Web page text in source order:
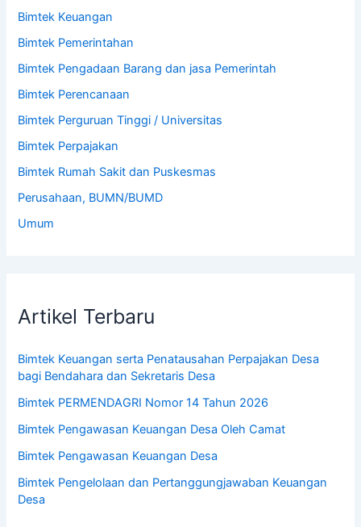
Bimtek Keuangan
Bimtek Pemerintahan
Bimtek Pengadaan Barang dan jasa Pemerintah
Bimtek Perencanaan
Bimtek Perguruan Tinggi / Universitas
Bimtek Perpajakan
Bimtek Rumah Sakit dan Puskesmas
Perusahaan, BUMN/BUMD
Umum
Artikel Terbaru
Bimtek Keuangan serta Penatausahan Perpajakan Desa
bagi Bendahara dan Sekretaris Desa
Bimtek PERMENDAGRI Nomor 14 Tahun 2026
Bimtek Pengawasan Keuangan Desa Oleh Camat
Bimtek Pengawasan Keuangan Desa
Bimtek Pengelolaan dan Pertanggungjawaban Keuangan
Desa